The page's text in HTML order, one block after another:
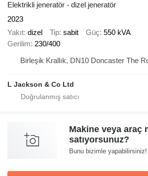
Elektrikli jeneratör - dizel jeneratör
2023
Yakıt dizel Tip sabit Güç 550 kVA
Gerilim 230/400
Birleşik Krallık, DN10
L Jackson & Co Ltd
Makine veya araç
satıyorsunuz?
Bunu bizimle yapabilirsiniz!